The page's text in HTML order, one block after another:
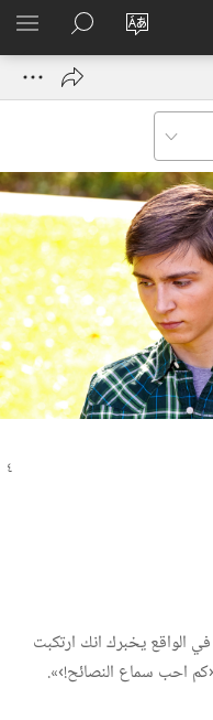
تغيير
الموقع
تسجيل
الدخول
نافذة
البحث
في
JW.‎ORG
الواقع يخبرك انك ارتكبت
احب سماع النصائح!‏›».‏